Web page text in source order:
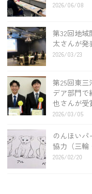
2026/06/08
第32回地域
太さんが発
2026/03/23
第25回東三
デア部門で
也さんが受
2026/03/05
のんほい
協力（三輪
2026/02/20